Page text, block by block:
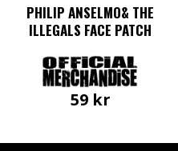
PHILIP ANSELMO& THE
ILLEGALS FACE PATCH
59 kr